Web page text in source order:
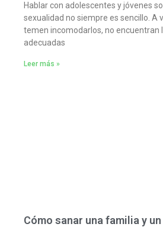
Hablar con adolescentes y jóvenes
sexualidad no siempre es sencillo. A
temen incomodarlos, no encuentran
adecuadas
Leer más »
Cómo sanar una familia y